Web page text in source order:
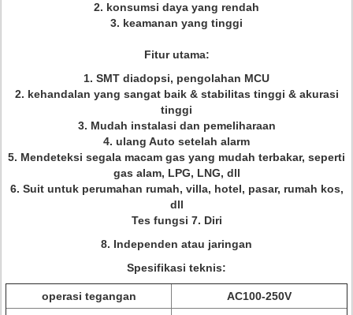
2. konsumsi daya yang rendah
3. keamanan yang tinggi
Fitur utama:
1. SMT diadopsi, pengolahan MCU
2. kehandalan yang sangat baik & stabilitas tinggi & akurasi
tinggi
3. Mudah instalasi dan pemeliharaan
4. ulang Auto setelah alarm
5. Mendeteksi segala macam gas yang mudah terbakar, seperti
gas alam, LPG, LNG, dll
6. Suit untuk perumahan rumah, villa, hotel, pasar, rumah kos,
dll
Tes fungsi 7. Diri
8. Independen atau jaringan
Spesifikasi teknis:
operasi tegangan
AC100-250V